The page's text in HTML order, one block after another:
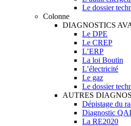
Le dossier
Colonne
DIAGNOSTICS
Le DPE
Le CREP
L’ERP
La loi Boutin
L’électricité
Le gaz
Le dossier
AUTRES
Dépistage du
Diagnostic QAI
La RE2020